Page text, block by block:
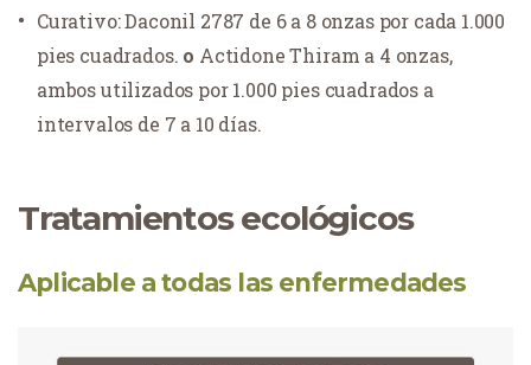
Curativo: Daconil 2787 de 6 a 8 onzas por cada 1.000
pies cuadrados. o Actidone Thiram a 4 onzas,
ambos utilizados por 1.000 pies cuadrados a
intervalos de 7 a 10 días.
Tratamientos ecológicos
Aplicable a todas las enfermedades